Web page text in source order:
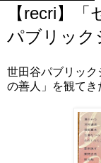
【recri】
パブリック
世田谷パブリッ
の善人」を観てき